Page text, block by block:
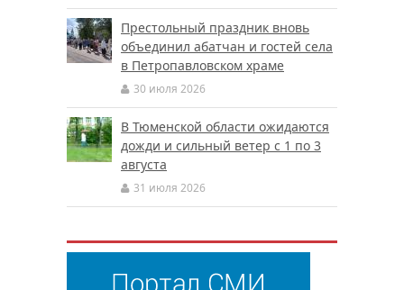
Престольный праздник вновь
объединил абатчан и гостей села
в Петропавловском храме
30 июля 2026
В Тюменской области ожидаются
дожди и сильный ветер с 1 по 3
августа
31 июля 2026